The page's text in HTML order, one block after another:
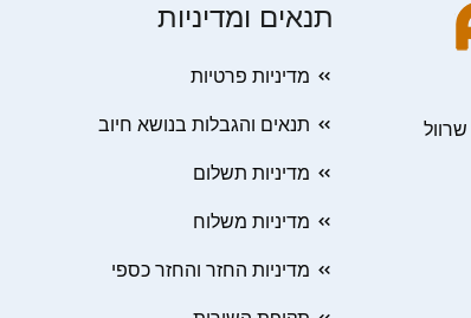
תנאים ומדיניות
מדיניות פרטיות
תנאים והגבלות בנושא חיוב
מדיניות תשלום
מדיניות משלוח
מדיניות החזר והחזר כספי